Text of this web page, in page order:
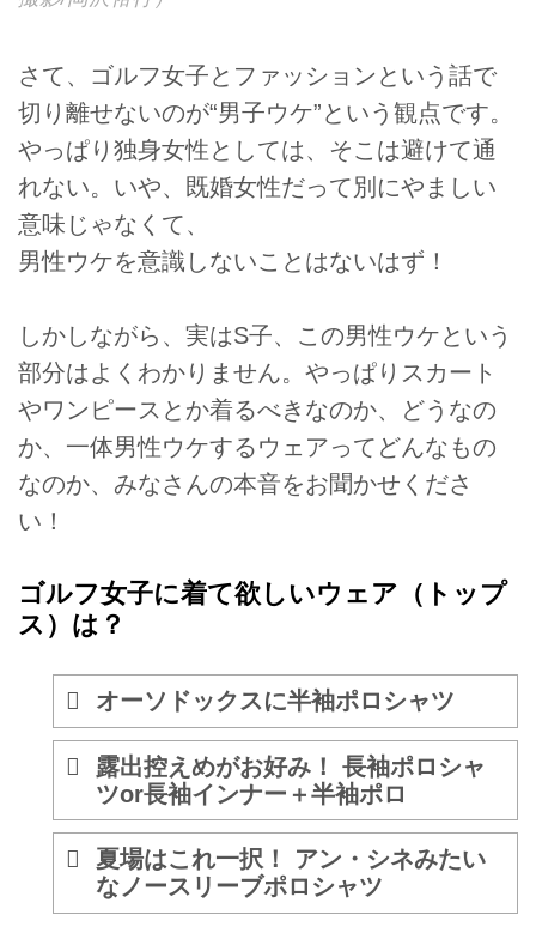
さて、ゴルフ女子とファッションという話で
切り離せないのが“男子ウケ”という観点です。
やっぱり独身女性としては、そこは避けて通
れない。いや、既婚女性だって別にやましい
意味じゃなくて、
男性ウケを意識しないことはないはず！
しかしながら、実はS子、この男性ウケという
部分はよくわかりません。やっぱりスカート
やワンピースとか着るべきなのか、どうなの
か、一体男性ウケするウェアってどんなもの
なのか、みなさんの本音をお聞かせくださ
い！
ゴルフ女子に着て欲しいウェア（トップ
ス）は？
オーソドックスに半袖ポロシャツ
露出控えめがお好み！ 長袖ポロシャ
ツor長袖インナー＋半袖ポロ
夏場はこれ一択！ アン・シネみたい
なノースリーブポロシャツ